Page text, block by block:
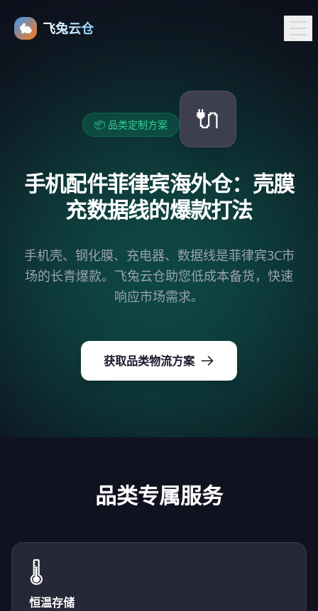
🐇 飞兔云仓
📦 品类定制方案 🔌
手机配件菲律宾海外仓：壳膜
充数据线的爆款打法
手机壳、钢化膜、充电器、数据线是菲律宾3C市
场的长青爆款。飞兔云仓助您低成本备货，快速
响应市场需求。
获取品类物流方案
品类专属服务
🌡️
恒温存储